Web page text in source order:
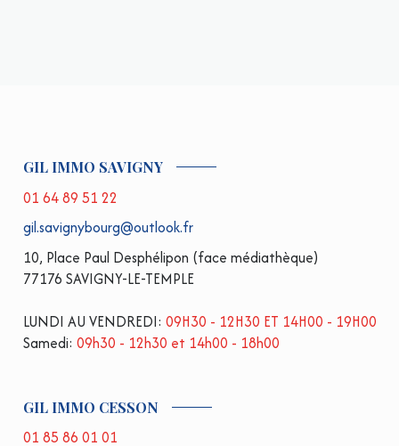
GIL IMMO SAVIGNY
01 64 89 51 22
gil.savignybourg@outlook.fr
10, Place Paul Desphélipon (face médiathèque)
77176 SAVIGNY-LE-TEMPLE
LUNDI AU VENDREDI: 09H30 - 12H30 ET 14H00 - 19H00
Samedi: 09h30 - 12h30 et 14h00 - 18h00
GIL IMMO CESSON
01 85 86 01 01